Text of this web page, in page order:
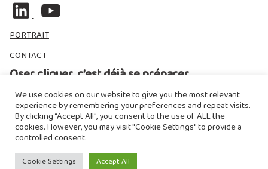
PORTRAIT
CONTACT
Oser cliquer, c’est déjà se préparer
Y
o
u
johnsmith@example.com Submit
We use cookies on our website to give you the most relevant
experience by remembering your preferences and repeat visits.
By clicking “Accept All”, you consent to the use of ALL the
cookies. However, you may visit "Cookie Settings" to provide a
controlled consent.
Cookie Settings Accept All